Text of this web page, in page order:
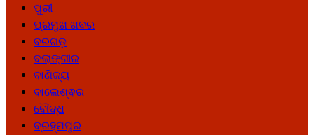
ପୁରୀ
ପ୍ରମୁଖ ଖବର
ବରଗଡ଼
ବଲାଙ୍ଗୀର
ବାଣିଜ୍ୟ
ବାଲେଶ୍ଵର
ବୌଦ୍ଧ
ବ୍ରହ୍ମପୁର